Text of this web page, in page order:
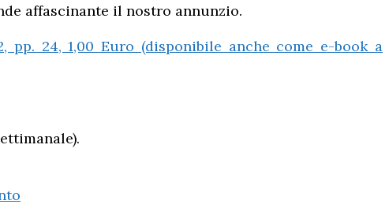
affascinante il nostro annunzio.
24, 1,00 Euro (disponibile anche come e-book a